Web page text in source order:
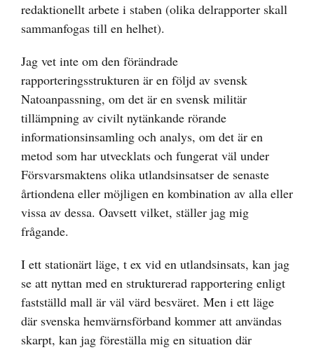
redaktionellt arbete i staben (olika delrapporter skall
sammanfogas till en helhet).
Jag vet inte om den förändrade
rapporteringsstrukturen är en följd av svensk
Natoanpassning, om det är en svensk militär
tillämpning av civilt nytänkande rörande
informationsinsamling och analys, om det är en
metod som har utvecklats och fungerat väl under
Försvarsmaktens olika utlandsinsatser de senaste
årtiondena eller möjligen en kombination av alla eller
vissa av dessa. Oavsett vilket, ställer jag mig
frågande.
I ett stationärt läge, t ex vid en utlandsinsats, kan jag
se att nyttan med en strukturerad rapportering enligt
fastställd mall är väl värd besväret. Men i ett läge
där svenska hemvärnsförband kommer att användas
skarpt, kan jag föreställa mig en situation där